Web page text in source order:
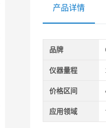
产品详情
品牌
仪器量程
价格区间
应用领域